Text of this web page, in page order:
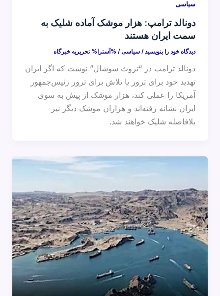
سیاسی
دونالد ترامپ: هزار موشک آماده شلیک به
سمت ایران هستند
دیدگاه‌ خود را بنویسید / سیاسی/ %آسترا% تحریریه خبرگاه
دونالد ترامپ در “تروث سوشال” نوشت که اگر ایران
تهدید خود برای ترور یا تلاش برای ترور رئیس‌جمهور
آمریکا را عملی کند، هزار موشک از پیش به سوی
ایران نشانه رفته‌اند و هزاران موشک دیگر نیز
بلافاصله شلیک خواهند شد.